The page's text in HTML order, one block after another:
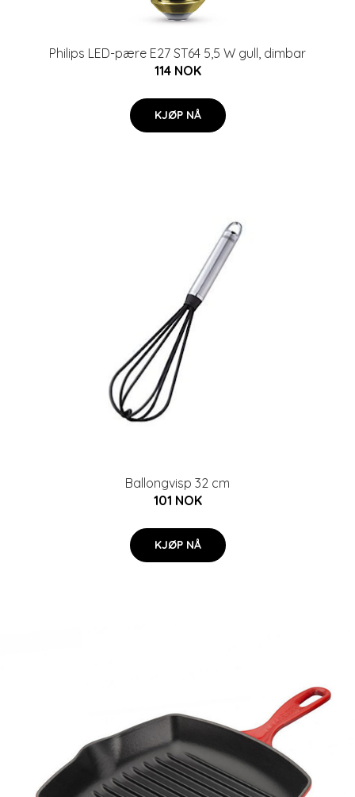
Philips LED-pære E27 ST64 5,5 W gull, dimbar
114 NOK
KJØP NÅ
Ballongvisp 32 cm
101 NOK
KJØP NÅ